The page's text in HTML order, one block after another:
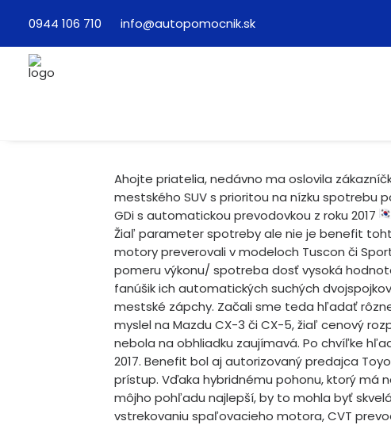
0944 106 710 info@autopomocnik.sk
Ahojte priatelia, nedávno ma oslovila
mestského SUV s prioritou na nízku spotrebu
GDi s automatickou prevodovkou z roku 2017
Žiaľ parameter spotreby ale nie je benefit
motory preverovali v modeloch Tuscon či
pomeru výkonu/ spotreba dosť vysoká
fanúšik ich automatických suchých
mestské zápchy. Začali sme teda hľadať
myslel na Mazdu CX-3 či CX-5, žiaľ cenový
nebola na obhliadku zaujímavá. Po chvíľke
2017. Benefit bol aj autorizovaný predajca
prístup. Vďaka hybridnému pohonu, ktorý má
môjho pohľadu najlepší, by to mohla byť
vstrekovaniu spaľovacieho motora, CVT